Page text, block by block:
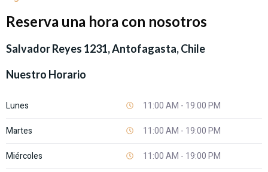
Reserva una hora con nosotros
Salvador Reyes 1231, Antofagasta, Chile
Nuestro Horario
Lunes
11:00 AM - 19:00 PM
Martes
11:00 AM - 19:00 PM
Miércoles
11:00 AM - 19:00 PM